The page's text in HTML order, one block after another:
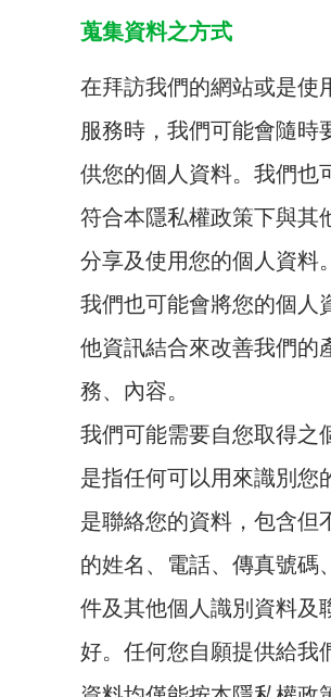
蒐集資料之方式
在拜訪我們的網站或是使
服務時，我們可能會隨時
供您的個人資料。我們也
符合本隱私權政策下與其
分享及使用您的個人資料
我們也可能會將您的個人
他資訊結合來改善我們的
務、內容。
我們可能需要自您取得之
是指任何可以用來識別您
是聯絡您的資料，包含但
的姓名、電話、傳真號碼
件及其他個人識別資料及
好。任何您自願提供給我